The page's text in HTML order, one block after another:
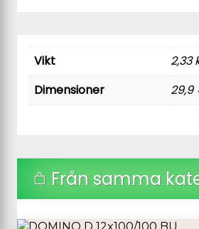
Vikt
2,33
Dimensioner
29,9
Från samma